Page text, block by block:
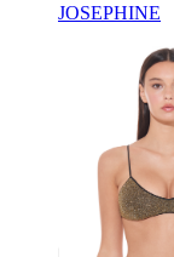
♡
JOSEPHINE